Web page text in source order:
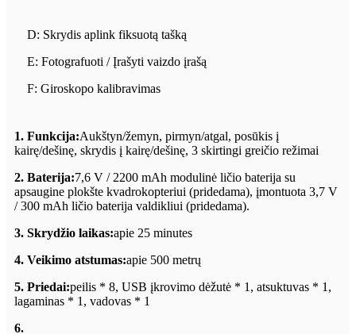
D: Skrydis aplink fiksuotą tašką
E: Fotografuoti / Įrašyti vaizdo įrašą
F: Giroskopo kalibravimas
1. Funkcija:Aukštyn/žemyn, pirmyn/atgal, posūkis į
kairę/dešinę, skrydis į kairę/dešinę, 3 skirtingi greičio režimai
2. Baterija:7,6 V / 2200 mAh modulinė ličio baterija su
apsaugine plokšte kvadrokopteriui (pridedama), įmontuota 3,7 V
/ 300 mAh ličio baterija valdikliui (pridedama).
3. Skrydžio laikas:apie 25 minutes
4. Veikimo atstumas:apie 500 metrų
5. Priedai:peilis * 8, USB įkrovimo dėžutė * 1, atsuktuvas * 1,
lagaminas * 1, vadovas * 1
6.